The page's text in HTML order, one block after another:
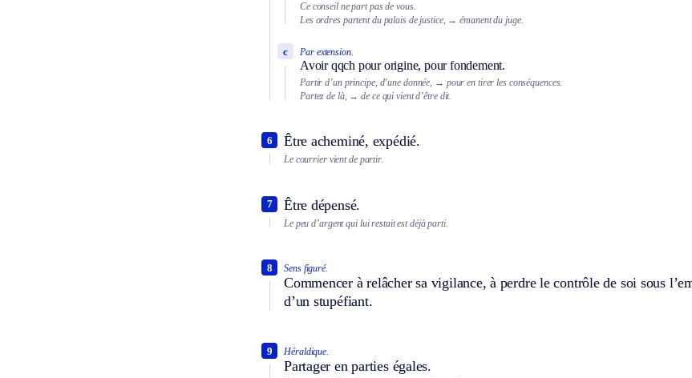
Ce conseil ne part pas de vous.
Les ordres partent du palais de justice, → émanent du juge.
Par extension.
Avoir qqch pour origine, pour fondement.
c
Partir d’un principe, d’une donnée, → pour en tirer les conséquences.
Partez de là, → de ce qui vient d’être dit.
Être acheminé, expédié.
6
Le courrier vient de partir.
Être dépensé.
7
Le peu d’argent qui lui restait est déjà parti.
Sens figuré.
Commencer à relâcher sa vigilance, à perdre le contrôle de soi sous
d’un stupéfiant.
8
Héraldique.
Partager en parties égales.
9